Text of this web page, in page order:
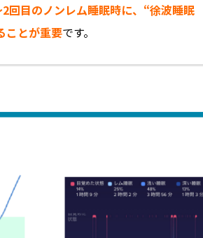
回目のノンレム睡眠時に、“徐波睡眠
ことが重要です。